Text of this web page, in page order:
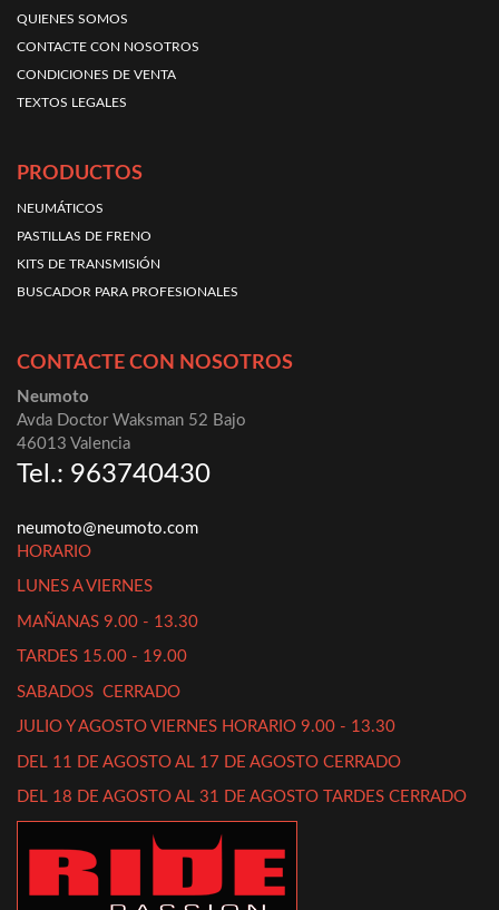
QUIENES SOMOS
CONTACTE CON NOSOTROS
CONDICIONES DE VENTA
TEXTOS LEGALES
PRODUCTOS
NEUMÁTICOS
PASTILLAS DE FRENO
KITS DE TRANSMISIÓN
BUSCADOR PARA PROFESIONALES
CONTACTE CON NOSOTROS
Neumoto
Avda Doctor Waksman 52 Bajo
46013 Valencia
Tel.: 963740430
neumoto@neumoto.com
HORARIO
LUNES A VIERNES
MAÑANAS 9.00 - 13.30
TARDES 15.00 - 19.00
SABADOS CERRADO
JULIO Y AGOSTO VIERNES HORARIO 9.00 - 13.30
DEL 11 DE AGOSTO AL 17 DE AGOSTO CERRADO
DEL 18 DE AGOSTO AL 31 DE AGOSTO TARDES CERRADO